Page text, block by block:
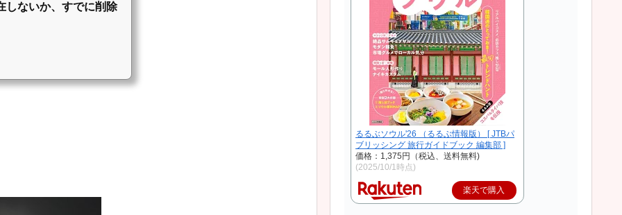
しないか、すでに削除
るるぶソウル'26 （るるぶ情報版） [ JTBパ
ブリッシング 旅行ガイドブック 編集部 ]
価格：1,375円（税込、送料無料)
(2025/10/1時点)
楽天で購入